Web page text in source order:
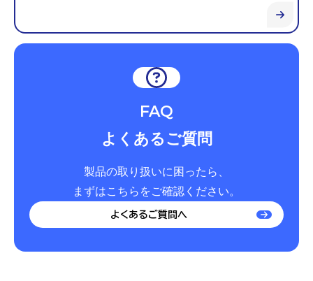
FAQ
よくあるご質問
製品の取り扱いに困ったら、
まずはこちらをご確認ください。
よくあるご質問へ